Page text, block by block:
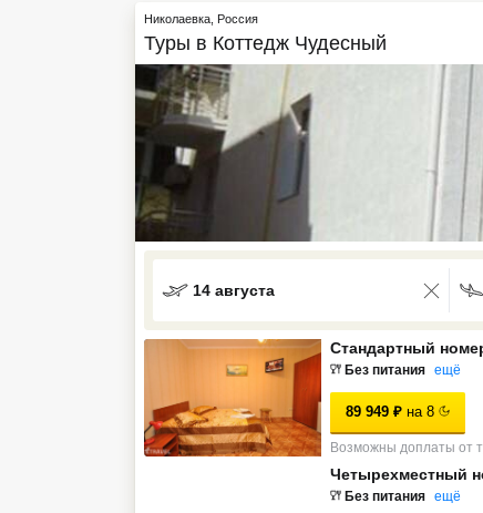
Николаевка Россия
Туры в Коттедж Чудесный
14 августа
Стандартный
Без питания ещё
89 949 ₽ на 8
Возможны доплаты от
Четырехместный
Без питания ещё
Северный Гоа
ТОП 10 лучших отелей 5*